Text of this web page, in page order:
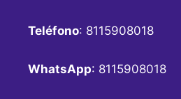
Teléfono: 8115908018
WhatsApp: 8115908018